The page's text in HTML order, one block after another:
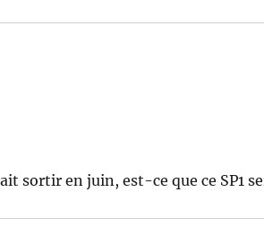
sortir en juin, est-ce que ce SP1